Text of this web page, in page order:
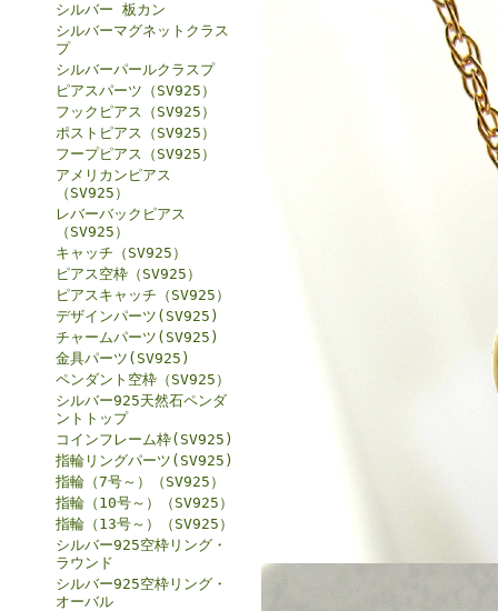
シルバー 板カン
シルバーマグネットクラス
プ
シルバーパールクラスプ
ピアスパーツ（SV925）
フックピアス（SV925）
ポストピアス（SV925）
フープピアス（SV925）
アメリカンピアス
（SV925）
レバーバックピアス
（SV925）
キャッチ（SV925）
ピアス空枠（SV925）
ピアスキャッチ（SV925）
デザインパーツ(SV925)
チャームパーツ(SV925)
金具パーツ(SV925)
ペンダント空枠（SV925）
シルバー925天然石ペンダ
ントトップ
コインフレーム枠(SV925)
指輪リングパーツ(SV925)
指輪（7号～）（SV925）
指輪（10号～）（SV925）
指輪（13号～）（SV925）
シルバー925空枠リング・
ラウンド
シルバー925空枠リング・
オーバル